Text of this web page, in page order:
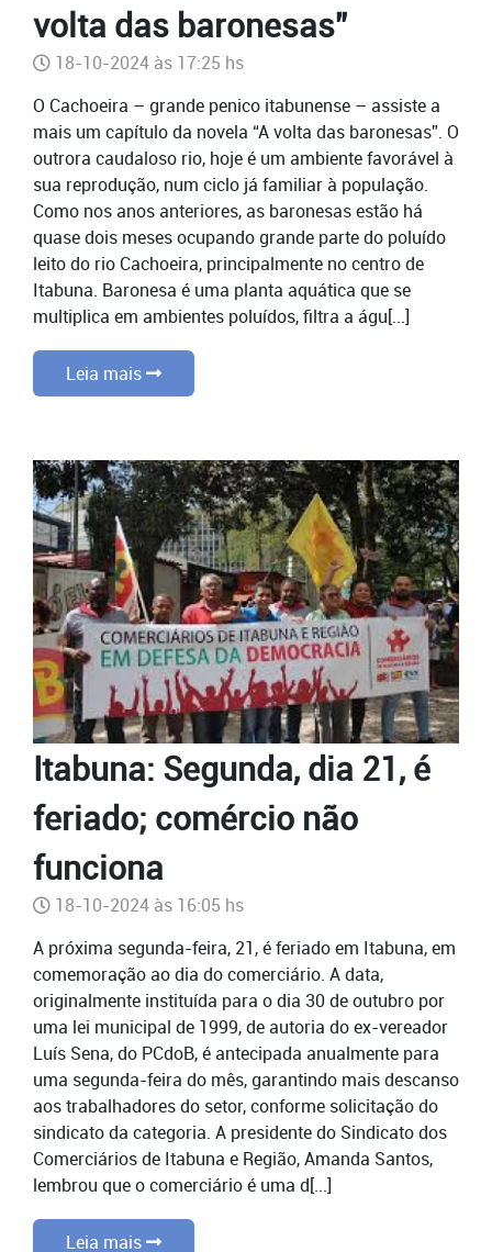
volta das baronesas”
18-10-2024 às 17:25 hs
O Cachoeira – grande penico itabunense – assiste a
mais um capítulo da novela “A volta das baronesas”. O
outrora caudaloso rio, hoje é um ambiente favorável à
sua reprodução, num ciclo já familiar à população.
Como nos anos anteriores, as baronesas estão há
quase dois meses ocupando grande parte do poluído
leito do rio Cachoeira, principalmente no centro de
Itabuna. Baronesa é uma planta aquática que se
multiplica em ambientes poluídos, filtra a águ[...]
Leia mais
Itabuna: Segunda, dia 21, é
feriado; comércio não
funciona
18-10-2024 às 16:05 hs
A próxima segunda-feira, 21, é feriado em Itabuna, em
comemoração ao dia do comerciário. A data,
originalmente instituída para o dia 30 de outubro por
uma lei municipal de 1999, de autoria do ex-vereador
Luís Sena, do PCdoB, é antecipada anualmente para
uma segunda-feira do mês, garantindo mais descanso
aos trabalhadores do setor, conforme solicitação do
sindicato da categoria. A presidente do Sindicato dos
Comerciários de Itabuna e Região, Amanda Santos,
lembrou que o comerciário é uma d[...]
Leia mais